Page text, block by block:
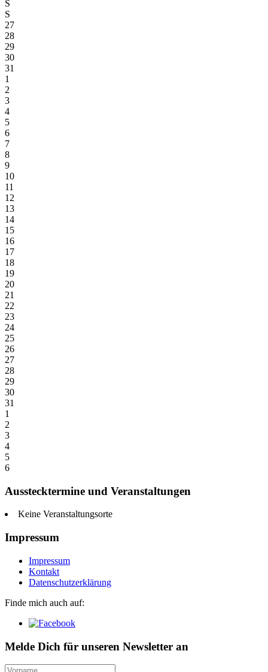
S
S
27
28
29
30
31
1
2
3
4
5
6
7
8
9
10
11
12
13
14
15
16
17
18
19
20
21
22
23
24
25
26
27
28
29
30
31
1
2
3
4
5
6
Ausstecktermine und Veranstaltungen
Keine Veranstaltungsorte
Impressum
Impressum
Kontakt
Datenschutzerklärung
Finde mich auch auf:
Melde Dich für unseren Newsletter an